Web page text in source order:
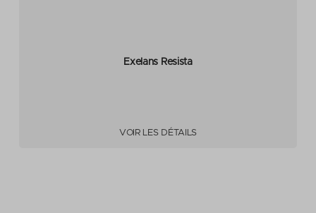
Exelans Resista
VOIR LES DÉTAILS